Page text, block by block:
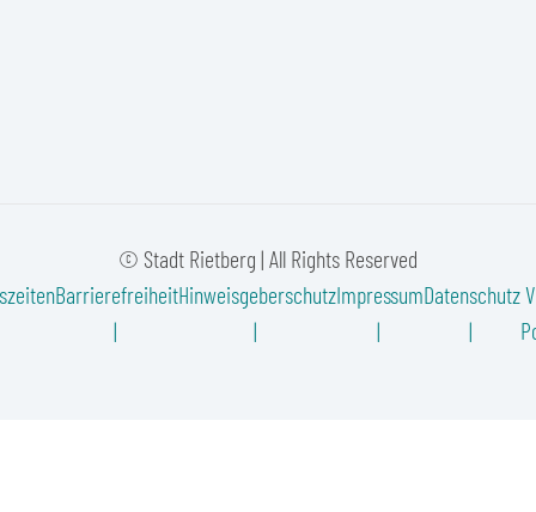
© Stadt Rietberg | All Rights Reserved
BarrierefreiheitHinweisgeberschutzImpressumDatenschutz